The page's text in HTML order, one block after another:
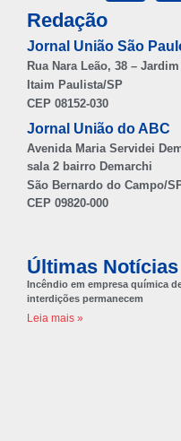
Redação
Jornal União São
Rua Nara Leão, 38 –
Itaim Paulista/SP
CEP 08152-030
Jornal União do ABC
Avenida Maria Servidei
sala 2 bairro Demarchi
São Bernardo do Campo/
CEP 09820-000
Últimas Notícias
Incêndio em empresa química
interdições permanecem
Leia mais »